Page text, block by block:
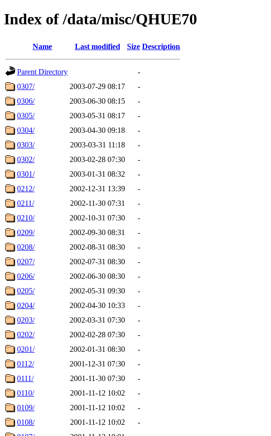
Index of /data/misc/QHUE70
Name Last modified Size Description
Parent Directory
-
0307/
2003-07-29 08:17
-
0306/
2003-06-30 08:15
-
0305/
2003-05-31 08:17
-
0304/
2003-04-30 09:18
-
0303/
2003-03-31 11:18
-
0302/
2003-02-28 07:30
-
0301/
2003-01-31 08:32
-
0212/
2002-12-31 13:39
-
0211/
2002-11-30 07:31
-
0210/
2002-10-31 07:30
-
0209/
2002-09-30 08:31
-
0208/
2002-08-31 08:30
-
0207/
2002-07-31 08:30
-
0206/
2002-06-30 08:30
-
0205/
2002-05-31 09:30
-
0204/
2002-04-30 10:33
-
0203/
2002-03-31 07:30
-
0202/
2002-02-28 07:30
-
0201/
2002-01-31 08:30
-
0112/
2001-12-31 07:30
-
0111/
2001-11-30 07:30
-
0110/
2001-11-12 10:02
-
0109/
2001-11-12 10:02
-
0108/
2001-11-12 10:02
-